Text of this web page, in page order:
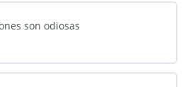
son odiosas